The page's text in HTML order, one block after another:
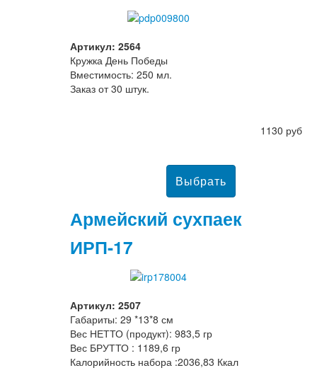
Артикул: 2564
Кружка День Победы
Вместимость: 250 мл.
Заказ от 30 штук.
1130 руб
Армейский сухпаек
ИРП-17
Артикул: 2507
Габариты: 29 *13*8 см
Вес НЕТТО (продукт): 983,5 гр
Вес БРУТТО : 1189,6 гр
Калорийность набора :2036,83 Ккал